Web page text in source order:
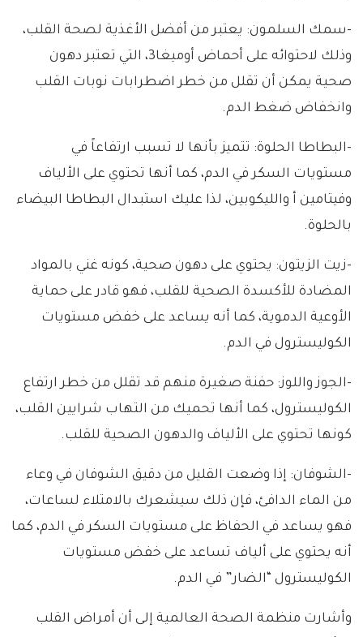
-سمك السلمون: يعتبر من أفضل الأغذية لصحة القلب،
وذلك لاحتوائه على أحماض أوميغا3، التي تعتبر دهون
صحية يمكن أن تقلل من خطر اضطرابات نوبات القلب
وانخفاض ضغط الدم.
-البطاطا الحلوة: تتميز بأنها لا تسبب ارتفاعاً في
مستويات السكر في الدم، كما أنها تحتوي على الألياف
وفيتامين أ والليكوبين، لذا عليك استبدال البطاطا البيضاء
بالحلوة.
-زيت الزيتون: يحتوي على دهون صحية، كونه غني بالمواد
المضادة للأكسدة الصحية للقلب، فهو قادر على حماية
الأوعية الدموية، كما أنه يساعد على خفض مستويات
الكوليسترول في الدم.
-الجوز واللوز: حفنة صغيرة منهم قد تقلل من خطر ارتفاع
الكوليسترول، كما أنها تحميك من التهاب شرايين القلب،
كونها تحتوي على الألياف والدهون الصحية للقلب.
-الشوفان: إذا وضعت القليل من دقيق الشوفان في وعاء
من الماء الدافئ، فإن ذلك سيشعرك بالامتلاء لساعات،
فهو يساعد في الحفاظ على مستويات السكر في الدم، كما
أنه يحتوي على ألياف تساعد على خفض مستويات
الكوليسترول “الضار” في الدم.
وأشارت منظمة الصحة العالمية إلى أن أمراض القلب